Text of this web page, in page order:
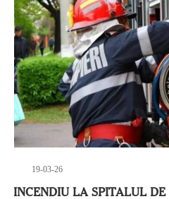
19-03-26
INCENDIU LA SPITALUL DE